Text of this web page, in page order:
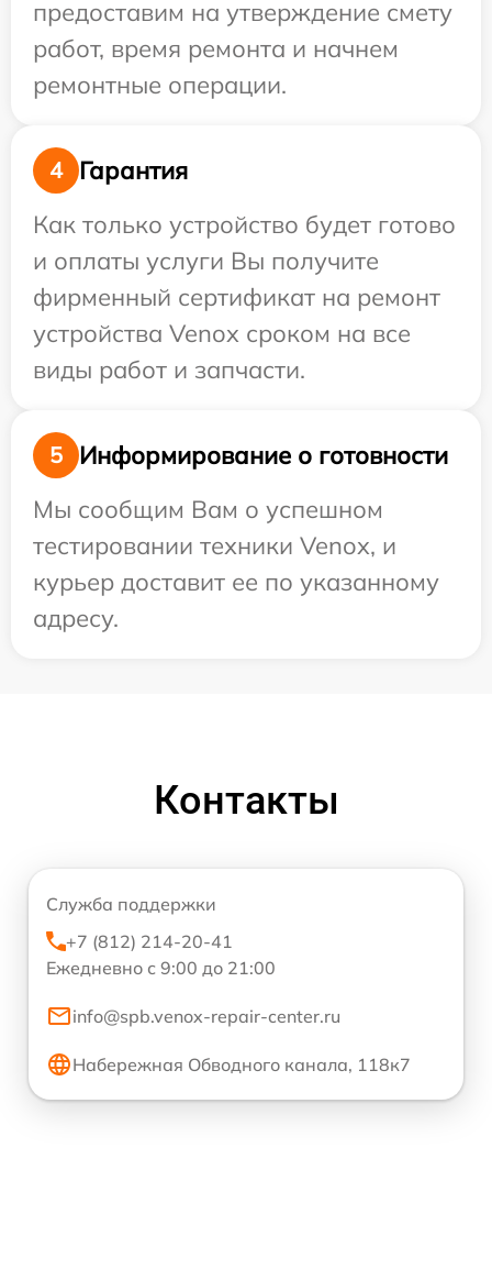
предоставим на утверждение смету
работ, время ремонта и начнем
ремонтные операции.
4
Гарантия
Как только устройство будет готово
и оплаты услуги Вы получите
фирменный сертификат на ремонт
устройства Venox сроком на все
виды работ и запчасти.
5
Информирование о готовности
Мы сообщим Вам о успешном
тестировании техники Venox, и
курьер доставит ее по указанному
адресу.
Контакты
Служба поддержки
+7 (812) 214-20-41
Ежедневно с 9:00 до 21:00
info@spb.venox-repair-center.ru
Набережная Обводного канала, 118к7